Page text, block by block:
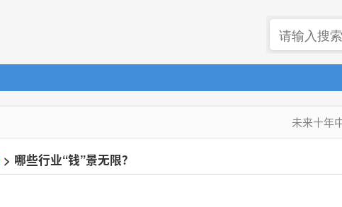
未来十年
> 哪些行业“钱”景无限？